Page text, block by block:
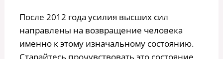
После 2012 года усилия высших сил
направлены на возвращение человека
именно к этому изначальному состоянию.
Старайтесь прочувствовать это состояние,